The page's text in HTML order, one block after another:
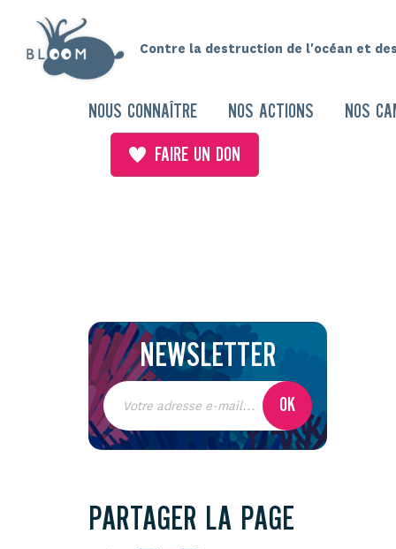
Contre la destruction de l'océan et
NOUS CONNAÎTRE NOS ACTIONS NOS
FAIRE UN DON
NEWSLETTER
PARTAGER LA PAGE